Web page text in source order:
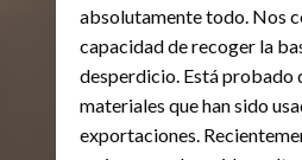
absolutamente todo. Nos
capacidad de recoger la
desperdicio. Está probado
materiales que han sido
exportaciones.